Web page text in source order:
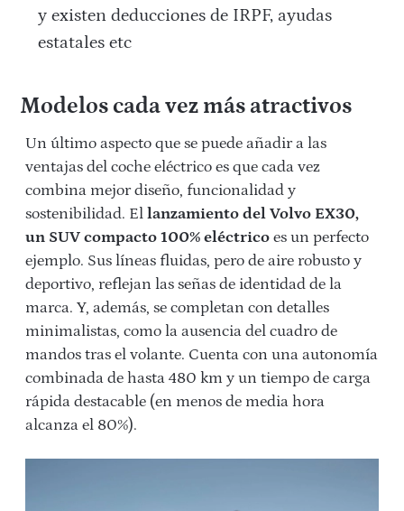
y existen deducciones de IRPF, ayudas
estatales etc
Modelos cada vez más atractivos
Un último aspecto que se puede añadir a las
ventajas del coche eléctrico es que cada vez
combina mejor diseño, funcionalidad y
sostenibilidad. El lanzamiento del Volvo EX30,
un SUV compacto 100% eléctrico es un perfecto
ejemplo. Sus líneas fluidas, pero de aire robusto y
deportivo, reflejan las señas de identidad de la
marca. Y, además, se completan con detalles
minimalistas, como la ausencia del cuadro de
mandos tras el volante. Cuenta con una autonomía
combinada de hasta 480 km y un tiempo de carga
rápida destacable (en menos de media hora
alcanza el 80%).